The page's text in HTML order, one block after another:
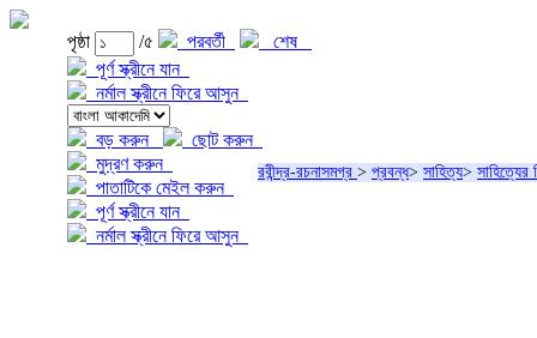
পৃষ্ঠা /৫ পরবর্তী
শেষ
পূর্ণ স্ক্রীনে যান
নর্মাল স্ক্রীনে ফিরে আসুন
বড় করুন
ছোট করুন
মুদ্রণ করুন
পাতাটিকে মেইল করুন
পূর্ণ স্ক্রীনে যান
নর্মাল স্ক্রীনে ফিরে আসুন
রবীন্দ্র-রচনাসমগ্র > প্রবন্ধ> সাহিত্য> সাহিত্যের